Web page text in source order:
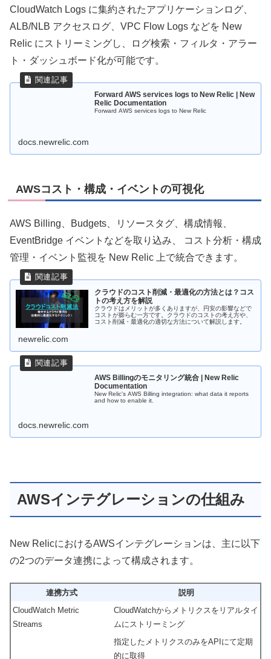
CloudWatch Logs に集約されたアプリケーションログ、
ALB/NLB アクセスログ、VPC Flow Logs などを New
Relic にストリーミングし、ログ検索・フィルタ・アラー
ト・ダッシュボード化が可能です。
Forward AWS services logs to New Relic | New
Relic Documentation
Forward AWS services logs to New Relic
docs.newrelic.com
AWSコスト・構成・イベントの可視化
AWS Billing、Budgets、リソースタグ、構成情報、
EventBridge イベントなどを取り込み、 コスト分析・構成
管理・イベント監視を New Relic 上で統合できます。
クラウドのコスト削減・最適化の方法とは？コス
トの考え方を解説
クラウドはメリットが多くありますが、円安の影響などで
コストが膨らむ一方です。クラウドのコストの考え方や、
コスト削減・最適化の適切な方法について解説します。
newrelic.com
AWS Billingのモニタリング統合 | New Relic
Documentation
New Relic's AWS Billing integration: what data it reports
and how to enable it.
docs.newrelic.com
AWSインテグレーションの仕組み
New RelicにおけるAWSインテグレーションは、主に以下
の2つのデータ連携によって構成されます。
連携方式
説明
CloudWatch Metric
Streams
CloudWatchからメトリクスをリアルタイ
ムにストリーミング
指定したメトリクスのみをAPIにて定期
的に取得